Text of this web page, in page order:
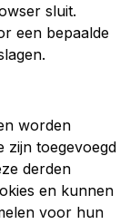
sluit.
een bepaalde
worden
zijn toegevoegd
derden
en kunnen
voor hun